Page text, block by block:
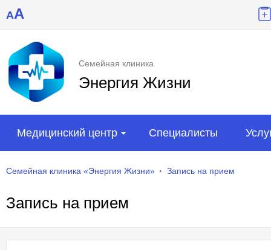
AA
Семейная клиника
Энергия Жизни
Медицинский центр Специалисты
Семейная клиника «Энергия Жизни» Запись на прием
Запись на прием